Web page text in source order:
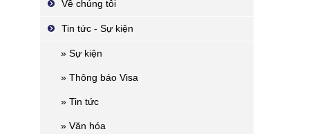
Về chúng tôi
Tin tức - Sự kiện
» Sự kiện
» Thông báo Visa
» Tin tức
» Văn hóa